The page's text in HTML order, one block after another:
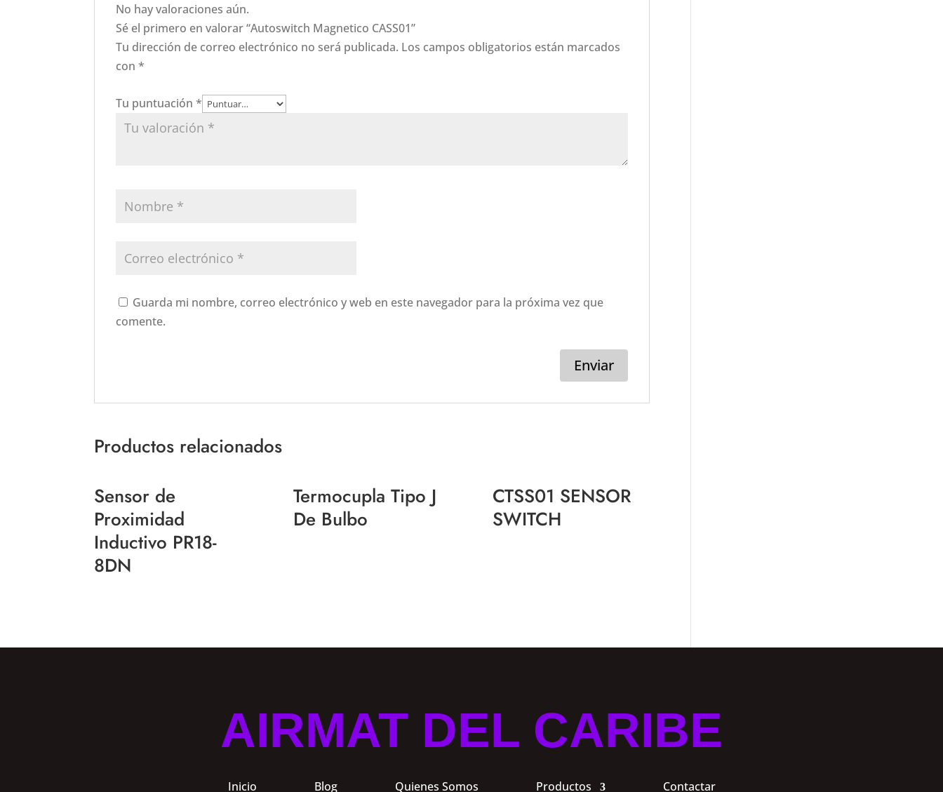
No hay valoraciones aún.
Sé el primero en valorar “Autoswitch Magnetico CASS01”
Tu dirección de correo electrónico no será publicada. Los campos obligatorios están marcados
con*
Tu puntuación*
Guarda mi nombre, correo electrónico y web en este navegador para la próxima vez que
comente.
Productos relacionados
Sensor de
Proximidad
Inductivo PR18-
8DN
Termocupla Tipo J
De Bulbo
CTSS01 SENSOR
SWITCH
AIRMAT DEL CARIBE
Inicio Blog Quienes Somos Productos Contactar